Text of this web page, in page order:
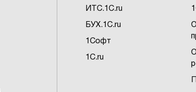
ИTC.1C.ru
БУХ.1C.ru
1Софт
1C.ru